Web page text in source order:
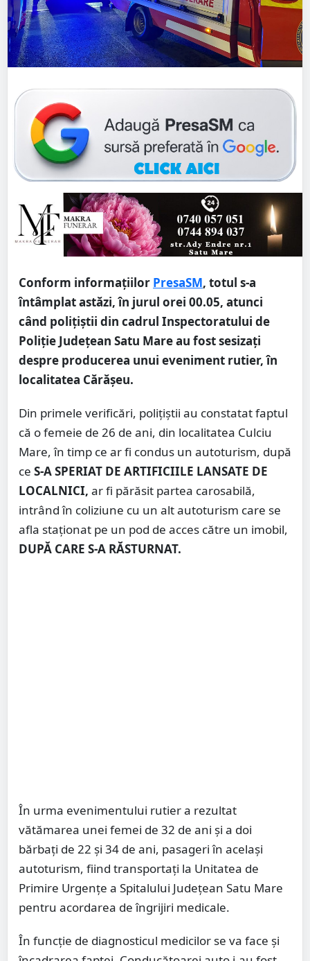
Conform informațiilor PresaSM, totul s-a
întâmplat astăzi, în jurul orei 00.05, atunci
când polițiştii din cadrul Inspectoratului de
Poliție Județean Satu Mare au fost sesizați
despre producerea unui eveniment rutier, în
localitatea Cărășeu.
Din primele verificări, polițiştii au constatat faptul
că o femeie de 26 de ani, din localitatea Culciu
Mare, în timp ce ar fi condus un autoturism, după
ce S-A SPERIAT DE ARTIFICIILE LANSATE DE
LOCALNICI, ar fi părăsit partea carosabilă,
intrând în coliziune cu un alt autoturism care se
afla staționat pe un pod de acces către un imobil,
DUPĂ CARE S-A RĂSTURNAT.
În urma evenimentului rutier a rezultat
vătămarea unei femei de 32 de ani și a doi
bărbați de 22 şi 34 de ani, pasageri în același
autoturism, fiind transportați la Unitatea de
Primire Urgențe a Spitalului Județean Satu Mare
pentru acordarea de îngrijiri medicale.
În funcție de diagnosticul medicilor se va face și